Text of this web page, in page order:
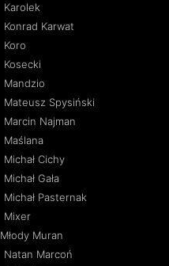
Karolek
Konrad Karwat
Koro
Kosecki
Mandzio
Mateusz Spysiński
Marcin Najman
Maślana
Michał Cichy
Michał Gała
Michał Pasternak
Mixer
Młody Muran
Natan Marcoń